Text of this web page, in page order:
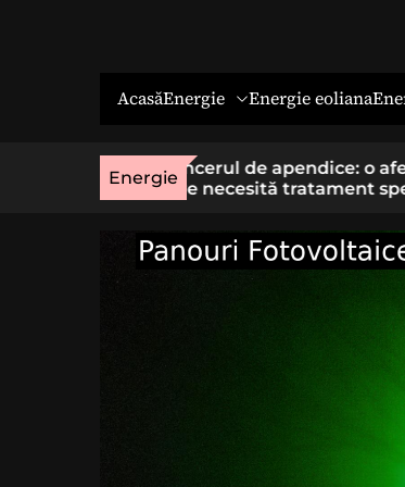
AcasăEnergie Energie eoliana
Energie
afecțiune rară
Economia socială: o
cei care vor un loc de